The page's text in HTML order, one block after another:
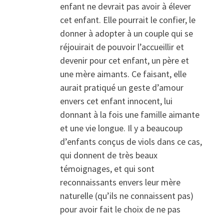
enfant ne devrait pas avoir à élever
cet enfant. Elle pourrait le confier, le
donner à adopter à un couple qui se
réjouirait de pouvoir l’accueillir et
devenir pour cet enfant, un père et
une mère aimants. Ce faisant, elle
aurait pratiqué un geste d’amour
envers cet enfant innocent, lui
donnant à la fois une famille aimante
et une vie longue. Il y a beaucoup
d’enfants conçus de viols dans ce cas,
qui donnent de très beaux
témoignages, et qui sont
reconnaissants envers leur mère
naturelle (qu’ils ne connaissent pas)
pour avoir fait le choix de ne pas